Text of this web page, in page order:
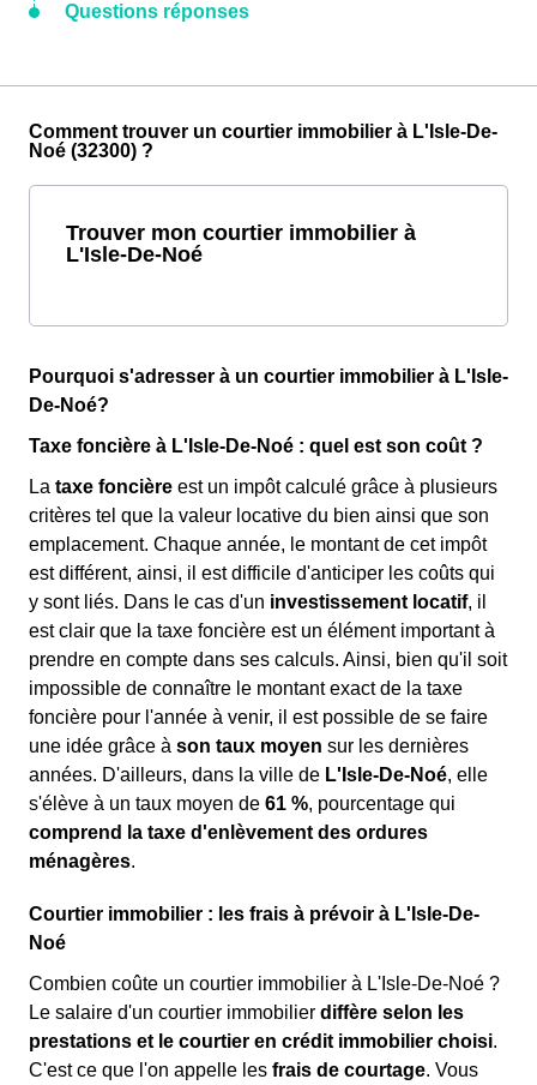
Questions réponses
Comment trouver un courtier immobilier à L'Isle-De-
Noé (32300) ?
Trouver mon courtier immobilier à
L'Isle-De-Noé
Pourquoi s'adresser à un courtier immobilier à L'Isle-
De-Noé?
Taxe foncière à L'Isle-De-Noé : quel est son coût ?
La taxe foncière est un impôt calculé grâce à plusieurs
critères tel que la valeur locative du bien ainsi que son
emplacement. Chaque année, le montant de cet impôt
est différent, ainsi, il est difficile d'anticiper les coûts qui
y sont liés. Dans le cas d'un investissement locatif, il
est clair que la taxe foncière est un élément important à
prendre en compte dans ses calculs. Ainsi, bien qu'il soit
impossible de connaître le montant exact de la taxe
foncière pour l'année à venir, il est possible de se faire
une idée grâce à son taux moyen sur les dernières
années. D'ailleurs, dans la ville de L'Isle-De-Noé, elle
s'élève à un taux moyen de 61 %, pourcentage qui
comprend la taxe d'enlèvement des ordures
ménagères.
Courtier immobilier : les frais à prévoir à L'Isle-De-
Noé
Combien coûte un courtier immobilier à L'Isle-De-Noé ?
Le salaire d'un courtier immobilier diffère selon les
prestations et le courtier en crédit immobilier choisi.
C'est ce que l'on appelle les frais de courtage. Vous